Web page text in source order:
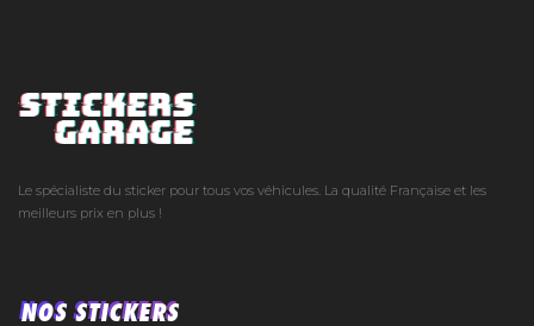
Le spécialiste du sticker pour tous vos véhicules. La qualité Française et les
meilleurs prix en plus !
NOS STICKERS